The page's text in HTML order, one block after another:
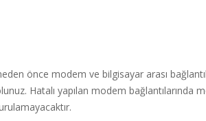
önce modem ve bilgisayar arası
Hatalı yapılan modem bağlantılarında